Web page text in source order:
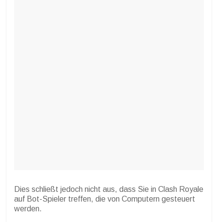
Dies schließt jedoch nicht aus, dass Sie in Clash Royale
auf Bot-Spieler treffen, die von Computern gesteuert
werden.